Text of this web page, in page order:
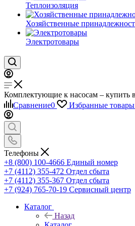
Теплоизоляция
Хозяйственные
Электротовары
Комплектующие к насосам – купить
Сравнение0 Избранные товары
Телефоны
+8 (800) 100-4666 Единый номер
+7 (4112) 355-472 Отдел сбыта
+7 (4112) 355-367 Отдел сбыта
+7 (924) 765-70-19 Сервисный центр
Каталог
Назад